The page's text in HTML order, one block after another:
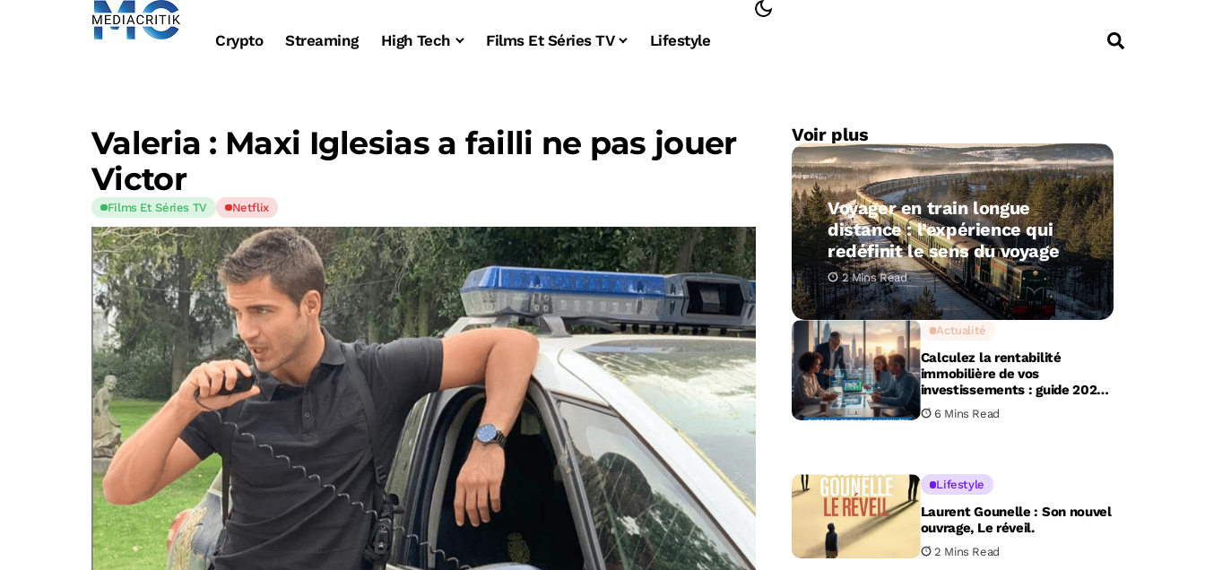
Crypto Streaming High Tech Films Et Séries TV Lifestyle
Valeria : Maxi Iglesias a failli ne pas jouer
Victor
Films Et Séries TV Netflix
Voir plus
Voyager en train longue
distance : l’expérience qui
redéfinit le sens du voyage
2 Mins Read
Actualité
Calculez la rentabilité
immobilière de vos
investissements : guide 2025
pour investisseurs
6 Mins Read
Lifestyle
Laurent Gounelle : Son nouvel
ouvrage, Le réveil.
2 Mins Read